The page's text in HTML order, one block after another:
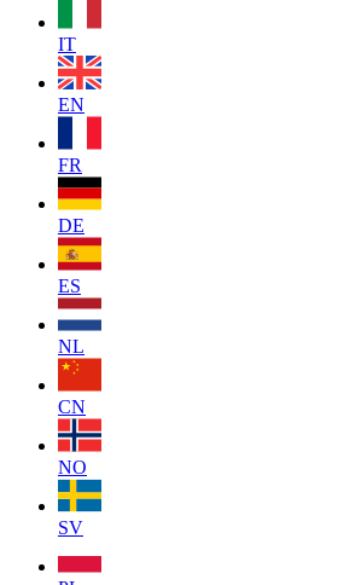
IT
EN
FR
DE
ES
NL
CN
NO
SV